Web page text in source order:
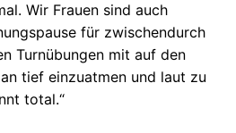
Wir Frauen sind auch
für zwischendurch
Turnübungen mit auf den
tief einzuatmen und laut zu
total.“